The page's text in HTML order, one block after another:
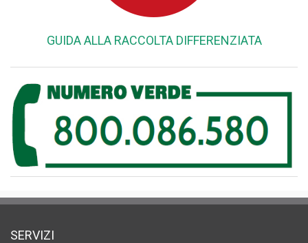
GUIDA ALLA RACCOLTA DIFFERENZIATA
SERVIZI